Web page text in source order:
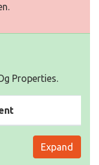
Properties.
Expand